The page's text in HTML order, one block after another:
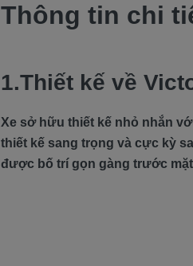
Thông tin chi
1.Thiết kế về
Xe sở hữu thiết kế nhỏ nhắn
thiết kế sang trọng và cực kỳ
được bố trí gọn gàng trước mặt